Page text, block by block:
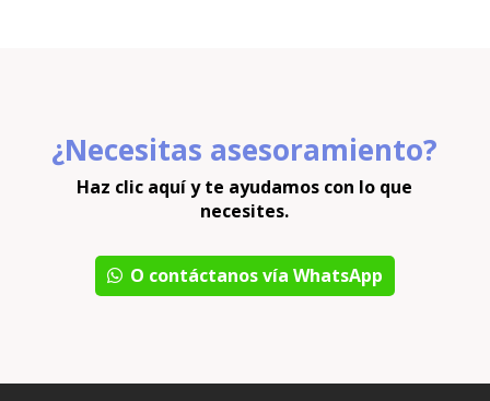
¿Necesitas asesoramiento?
Haz clic aquí y te ayudamos con lo que
necesites.
O contáctanos vía WhatsApp